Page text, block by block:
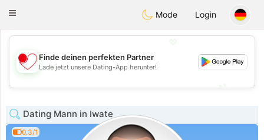
Chat
Toggle
Mode Login
💖
💕
Finde deinen perfekten Partner
Lade jetzt unsere Dating-App herunter!
Dating Mann in Iwate
0.3/1